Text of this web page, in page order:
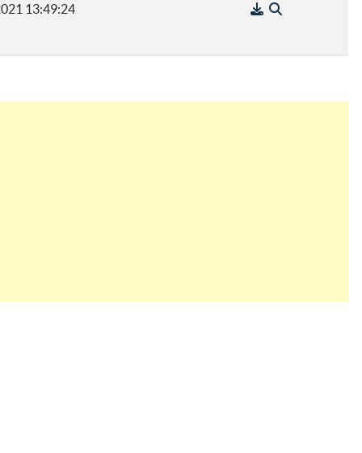
13:49:24